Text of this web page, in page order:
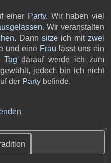
einer Party. Wir haben viel
. Wir veranstalten
. Dann sitze ich mit zwei
und eine Frau lässt uns ein
Tag darauf werde ich zum
jedoch bin ich nicht
der Party befinde.